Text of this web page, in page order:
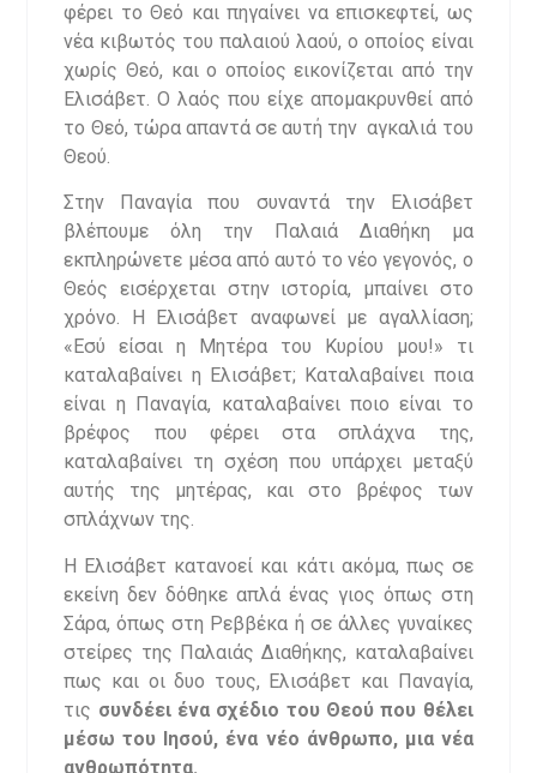
φέρει το Θεό και πηγαίνει να επισκεφτεί, ως
νέα κιβωτός του παλαιού λαού, ο οποίος είναι
χωρίς Θεό, και ο οποίος εικονίζεται από την
Ελισάβετ. Ο λαός που είχε απομακρυνθεί από
το Θεό, τώρα απαντά σε αυτή την αγκαλιά του
Θεού.
Στην Παναγία που συναντά την Ελισάβετ
βλέπουμε όλη την Παλαιά Διαθήκη μα
εκπληρώνετε μέσα από αυτό το νέο γεγονός, ο
Θεός εισέρχεται στην ιστορία, μπαίνει στο
χρόνο. Η Ελισάβετ αναφωνεί με αγαλλίαση;
«Εσύ είσαι η Μητέρα του Κυρίου μου!» τι
καταλαβαίνει η Ελισάβετ; Καταλαβαίνει ποια
είναι η Παναγία, καταλαβαίνει ποιο είναι το
βρέφος που φέρει στα σπλάχνα της,
καταλαβαίνει τη σχέση που υπάρχει μεταξύ
αυτής της μητέρας, και στο βρέφος των
σπλάχνων της.
Η Ελισάβετ κατανοεί και κάτι ακόμα, πως σε
εκείνη δεν δόθηκε απλά ένας γιος όπως στη
Σάρα, όπως στη Ρεββέκα ή σε άλλες γυναίκες
στείρες της Παλαιάς Διαθήκης, καταλαβαίνει
πως και οι δυο τους, Ελισάβετ και Παναγία,
τις συνδέει ένα σχέδιο του Θεού που θέλει
μέσω του Ιησού, ένα νέο άνθρωπο, μια νέα
ανθρωπότητα.